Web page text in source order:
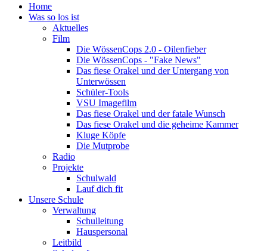
Home
Was so los ist
Aktuelles
Film
Die WössenCops 2.0 - Oilenfieber
Die WössenCops - "Fake News"
Das fiese Orakel und der Untergang von
Unterwössen
Schüler-Tools
VSU Imagefilm
Das fiese Orakel und der fatale Wunsch
Das fiese Orakel und die geheime Kammer
Kluge Köpfe
Die Mutprobe
Radio
Projekte
Schulwald
Lauf dich fit
Unsere Schule
Verwaltung
Schulleitung
Hauspersonal
Leitbild